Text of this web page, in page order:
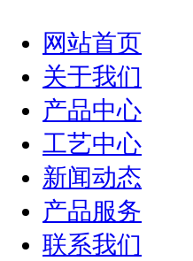
网站首页
关于我们
产品中心
工艺中心
新闻动态
产品服务
联系我们